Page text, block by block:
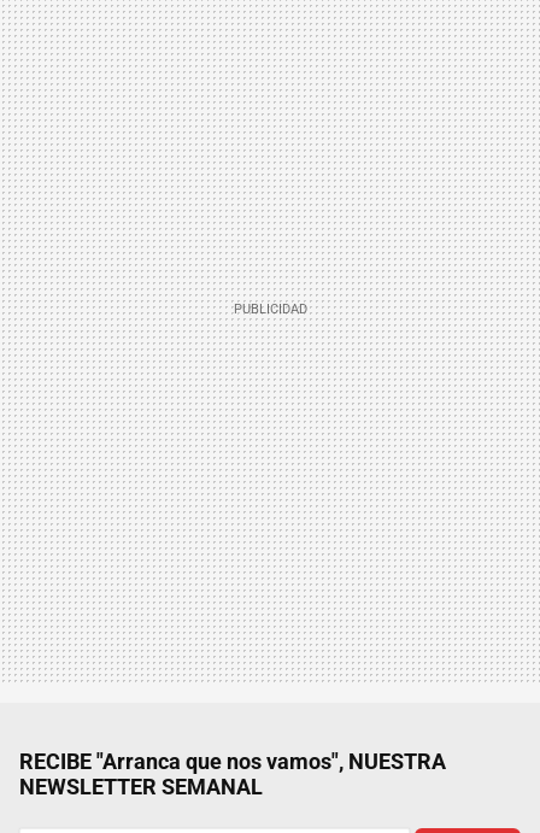
RECIBE "Arranca que nos vamos", NUESTRA
NEWSLETTER SEMANAL